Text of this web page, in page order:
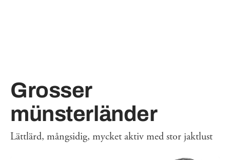
Grosser
münsterländer
Lättlärd, mångsidig, mycket aktiv med stor jaktlust